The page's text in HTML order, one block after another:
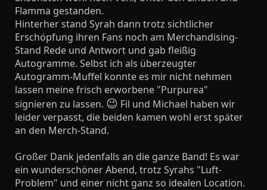
Flamma gestanden.
Hinterher stand Syrah dann trotz sichtlicher
Erschöpfung ihren Fans noch am Merchandising-
Stand Rede und Antwort und gab fleißig
Autogramme. Selbst ich als überzeugter
Autogramm-Muffel konnte es mir nicht nehmen
lassen meine frisch erworbene "Purpurea"
signieren zu lassen. 😉 Fil und Michael haben wir
leider verpasst, die beiden kamen wohl erst später
an den Merch-Stand.
Großer Dank jedenfalls an die ganze Band! Es war
ein wunderschöner Abend, trotz Syrahs "Luft-
Problem" und einer nicht ganz so idealen Location.